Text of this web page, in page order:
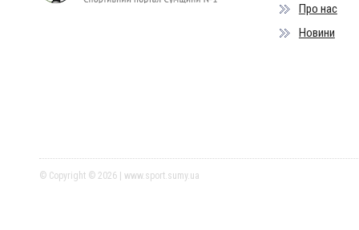
Про нас
Новини
© Copyright © 2026 | www.sport.sumy.ua